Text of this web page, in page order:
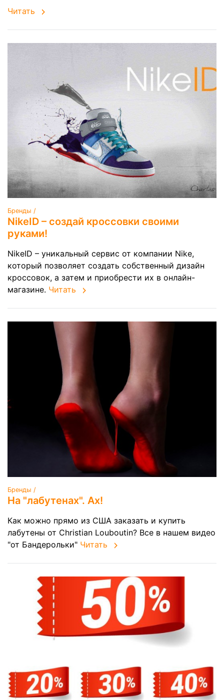
Читать
Бренды /
NikeID – создай кроссовки своими
руками!
NikeID – уникальный сервис от компании Nike,
который позволяет создать собственный дизайн
кроссовок, а затем и приобрести их в онлайн-
магазине. Читать
Бренды /
На "лабутенах". Ах!
Как можно прямо из США заказать и купить
лабутены от Christian Louboutin? Все в нашем видео
"от Бандерольки" Читать